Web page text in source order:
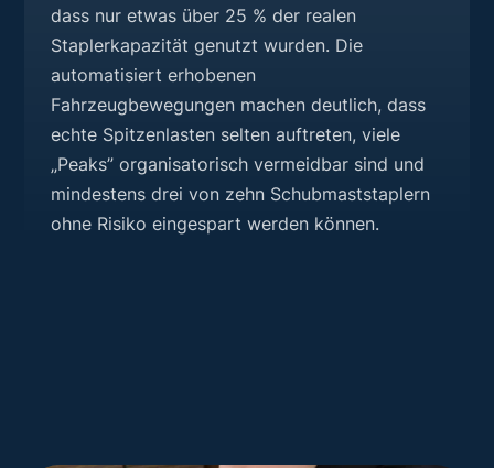
dass nur etwas über 25 % der realen
Staplerkapazität genutzt wurden. Die
automatisiert erhobenen
Fahrzeugbewegungen machen deutlich, dass
echte Spitzenlasten selten auftreten, viele
„Peaks” organisatorisch vermeidbar sind und
mindestens drei von zehn Schubmaststaplern
ohne Risiko eingespart werden können.